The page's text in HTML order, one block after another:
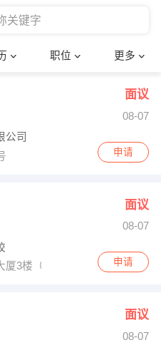
职位 更多
技术员/工程师
面议
08-07
公司
申请
面议
08-07
厦3楼（麦凯乐南门华夏银行入
申请
面议
08-07